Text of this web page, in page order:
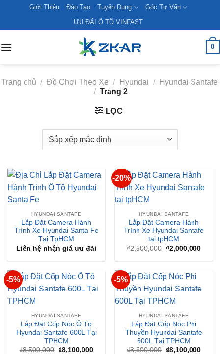
content
Giới Thiệu Đào Tạo Tuyển Dụng
Góc Tư Vấn
ƯU ĐÃI Ô TÔ VINFAST
0
Trang chủ / Đồ Chơi Theo Xe / Hyundai /
Hyundai Santafe
/ Trang 2
LỌC
HYUNDAI SANTAFE
Lắp Đặt Camera Hành
Trình Xe Hyundai Santa Fe
Tại TpHCM
Liên hệ nhận giá ưu đãi
-20%
HYUNDAI SANTAFE
Lắp Đặt Camera Hành
Trình Xe Hyundai Santafe
tại tpHCM
₫2,500,000 Giá
gốc
là:
₫2,000,000Giá
tại
-5%
HYUNDAI SANTAFE
Lắp Đặt Cốp Nóc Ô Tô
Hyundai Santafe 600L Tại
TPHCM
₫8,500,000 Giá
₫8,100,000Giá
-5%
HYUNDAI SANTAFE
Lắp Đặt Cốp Nóc Phi
Thuyền Hyundai Santafe
600L Tại TPHCM
₫8,500,000 Giá
₫8,100,000Giá